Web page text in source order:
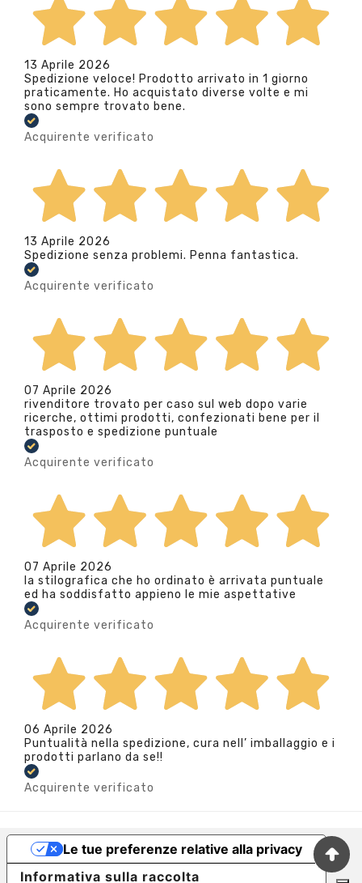
13 Aprile 2026
Spedizione veloce! Prodotto arrivato in 1 giorno
praticamente. Ho acquistato diverse volte e mi
sono sempre trovato bene.
Acquirente verificato
13 Aprile 2026
Spedizione senza problemi. Penna fantastica.
Acquirente verificato
07 Aprile 2026
rivenditore trovato per caso sul web dopo varie
ricerche, ottimi prodotti, confezionati bene per il
trasposto e spedizione puntuale
Acquirente verificato
07 Aprile 2026
la stilografica che ho ordinato è arrivata puntuale
ed ha soddisfatto appieno le mie aspettative
Acquirente verificato
06 Aprile 2026
Puntualità nella spedizione, cura nell’ imballaggio e i
prodotti parlano da se!!
Acquirente verificato
Informativa sulla raccolta
Le tue preferenze relative alla privacy